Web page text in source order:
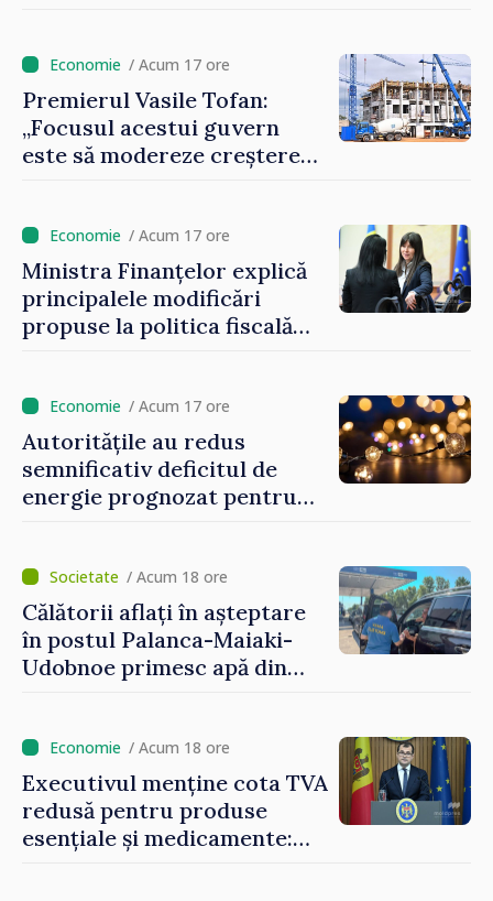
/ Acum 17 ore
Premierul Vasile Tofan:
„Focusul acestui guvern
este să modereze creșterea
/ Acum 17 ore
Ministra Finanțelor explică
principalele modificări
propuse la politica fiscală
/ Acum 17 ore
Autoritățile au redus
semnificativ deficitul de
energie prognozat pentru
/ Acum 18 ore
Călătorii aflați în așteptare
în postul Palanca-Maiaki-
Udobnoe primesc apă din
/ Acum 18 ore
Executivul menține cota TVA
redusă pentru produse
esențiale și medicamente: